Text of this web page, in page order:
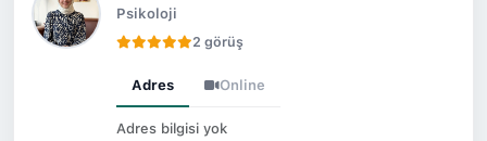
Psikoloji
2 görüş
Adres Online
Adres bilgisi yok